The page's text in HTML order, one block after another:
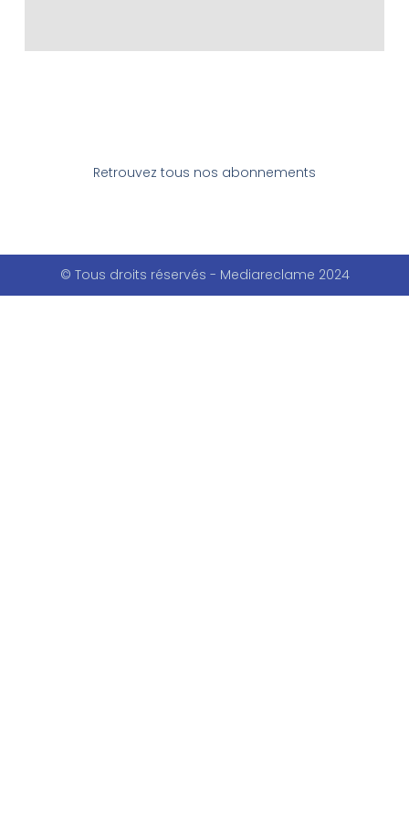
Retrouvez tous nos abonnements
© Tous droits réservés - Mediareclame 2024